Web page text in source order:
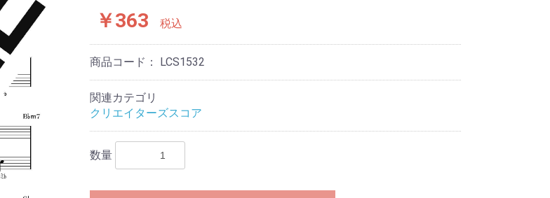
￥363 税込
商品コード： LCS1532
関連カテゴリ
クリエイターズスコア
数量